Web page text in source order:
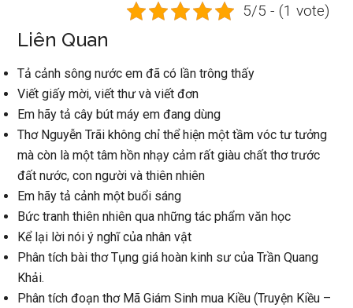
5/5 - (1 vote)
Liên Quan
Tả cảnh sông nước em đã có lần trông thấy
Viết giấy mời, viết thư và viết đơn
Em hãy tả cây bút máy em đang dùng
Thơ Nguyễn Trãi không chỉ thể hiện một tầm vóc tư tưởng
mà còn là một tâm hồn nhạy cảm rất giàu chất thơ trước
đất nước, con người và thiên nhiên
Em hãy tả cảnh một buổi sáng
Bức tranh thiên nhiên qua những tác phẩm văn học
Kể lại lời nói ý nghĩ của nhân vật
Phân tích bài thơ Tụng giá hoàn kinh sư của Trần Quang
Khải.
Phân tích đoạn thơ Mã Giám Sinh mua Kiều (Truyện Kiều –